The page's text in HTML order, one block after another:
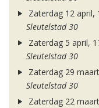
Zaterdag 12 april,
Sleutelstad 30
Zaterdag 5 april,
Sleutelstad 30
Zaterdag 29
Sleutelstad 30
Zaterdag 22